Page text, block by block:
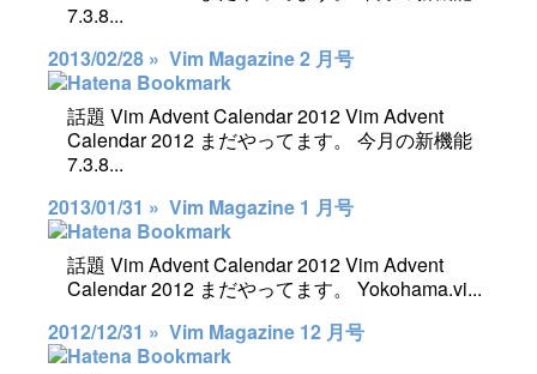
7.3.8...
2013/02/28 » Vim Magazine 2 月号
話題 Vim Advent Calendar 2012 Vim Advent
Calendar 2012 まだやってます。 今月の新機能
7.3.8...
2013/01/31 » Vim Magazine 1 月号
話題 Vim Advent Calendar 2012 Vim Advent
Calendar 2012 まだやってます。 Yokohama.vi...
2012/12/31 » Vim Magazine 12 月号